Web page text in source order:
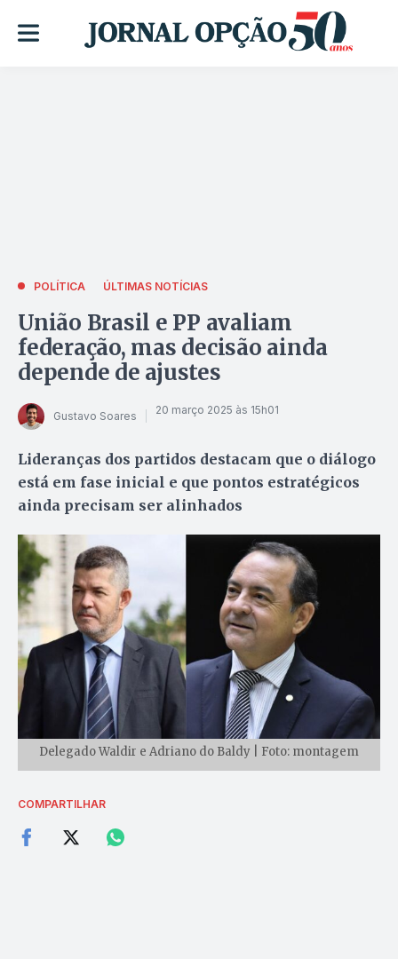
POLÍTICA ÚLTIMAS NOTÍCIAS
União Brasil e PP avaliam
federação, mas decisão ainda
depende de ajustes
Gustavo Soares 20 março 2025 às 15h01
Lideranças dos partidos destacam que o diálogo
está em fase inicial e que pontos estratégicos
ainda precisam ser alinhados
Delegado Waldir e Adriano do Baldy | Foto: montagem
COMPARTILHAR